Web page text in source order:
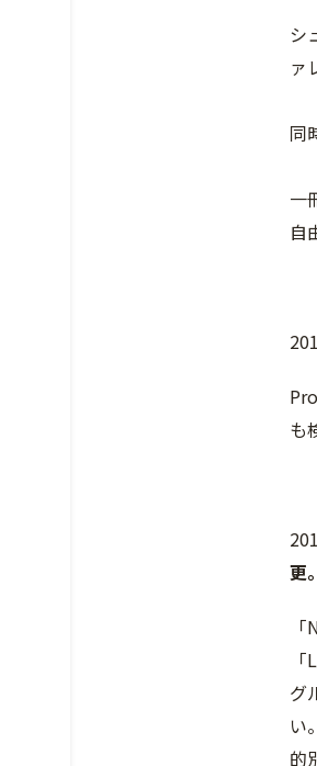
シ
ァ
同
一
自
も
グ
的